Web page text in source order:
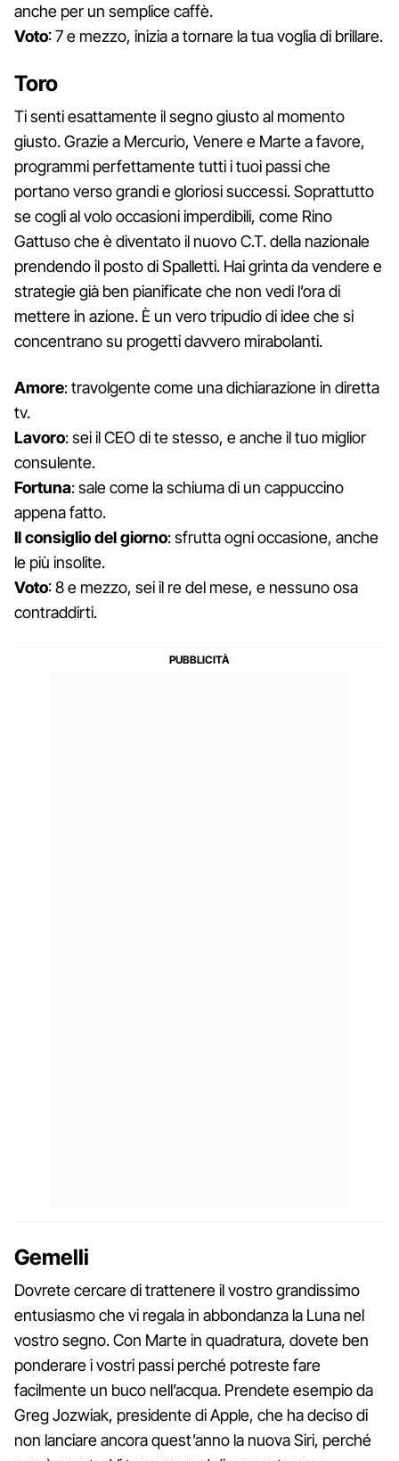
anche per un semplice caffè.
Voto: 7 e mezzo, inizia a tornare la tua voglia di brillare.
Toro
Ti senti esattamente il segno giusto al momento
giusto. Grazie a Mercurio, Venere e Marte a favore,
programmi perfettamente tutti i tuoi passi che
portano verso grandi e gloriosi successi. Soprattutto
se cogli al volo occasioni imperdibili, come Rino
Gattuso che è diventato il nuovo C.T. della nazionale
prendendo il posto di Spalletti. Hai grinta da vendere e
strategie già ben pianificate che non vedi l’ora di
mettere in azione. È un vero tripudio di idee che si
concentrano su progetti davvero mirabolanti.
Amore: travolgente come una dichiarazione in diretta
tv.
Lavoro: sei il CEO di te stesso, e anche il tuo miglior
consulente.
Fortuna: sale come la schiuma di un cappuccino
appena fatto.
Il consiglio del giorno: sfrutta ogni occasione, anche
le più insolite.
Voto: 8 e mezzo, sei il re del mese, e nessuno osa
contraddirti.
Gemelli
Dovrete cercare di trattenere il vostro grandissimo
entusiasmo che vi regala in abbondanza la Luna nel
vostro segno. Con Marte in quadratura, dovete ben
ponderare i vostri passi perché potreste fare
facilmente un buco nell’acqua. Prendete esempio da
Greg Jozwiak, presidente di Apple, che ha deciso di
non lanciare ancora quest’anno la nuova Siri, perché